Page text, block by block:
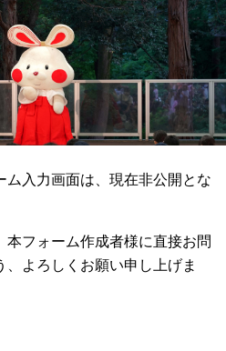
ム入力画面は、現在非公開とな
本フォーム作成者様に直接お問
よろしくお願い申し上げま